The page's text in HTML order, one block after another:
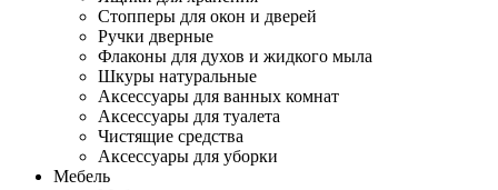
Стопперы для окон и дверей
Ручки дверные
Флаконы для духов и жидкого мыла
Шкуры натуральные
Аксессуары для ванных комнат
Аксессуары для туалета
Чистящие средства
Аксессуары для уборки
Мебель